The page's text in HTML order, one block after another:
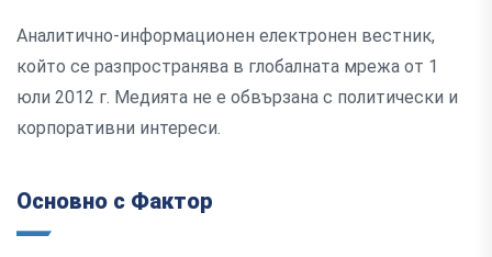
Аналитично-информационен електронен вестник,
който се разпространява в глобалната мрежа от 1
юли 2012 г. Медията не е обвързана с политически и
корпоративни интереси.
Основно с Фактор